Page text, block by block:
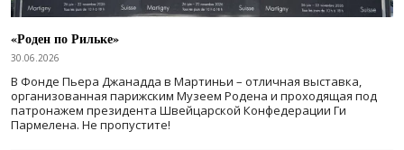
«Роден по Рильке»
30.06.2026
В Фонде Пьера Джанадда в Мартиньи – отличная выставка,
организованная парижским Музеем Родена и проходящая под
патронажем президента Швейцарской Конфедерации Ги
Пармелена. Не пропустите!